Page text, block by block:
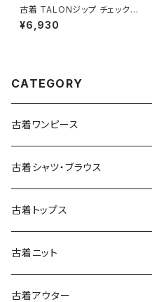
古着 TALONジップ チェック柄
コットン 膝丈 スカート 黄 (ba2
607010)
¥6,930
CATEGORY
古着ワンピース
古着長袖ワンピース
古着半袖ワンピース
古着ノースリーブワンピース
古着キャミソールワンピース
古着シャツ・ブラウス
古着長袖シャツ・ブラウス
古着半袖シャツ・ブラウス
古着ノースリーブシャツ・ブラウス
古着トップス
古着スウェット&パーカー
古着スウェット
古着プルオーバー
古着ニット
古着セーター
古着アウター